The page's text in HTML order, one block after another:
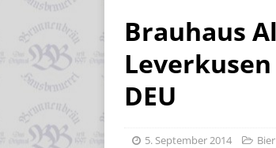
Brauhaus
Leverkusen
DEU
5. September 2014